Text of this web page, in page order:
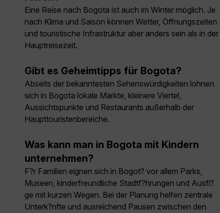
Eine Reise nach Bogota ist auch im Winter möglich. Je
nach Klima und Saison können Wetter, Öffnungszeiten
und touristische Infrastruktur aber anders sein als in der
Hauptreisezeit.
Gibt es Geheimtipps für Bogota?
Abseits der bekanntesten Sehenswürdigkeiten lohnen
sich in Bogota lokale Märkte, kleinere Viertel,
Aussichtspunkte und Restaurants außerhalb der
Haupttouristenbereiche.
Was kann man in Bogota mit Kindern
unternehmen?
F?r Familien eignen sich in Bogot? vor allem Parks,
Museen, kinderfreundliche Stadtf?hrungen und Ausfl?
ge mit kurzen Wegen. Bei der Planung helfen zentrale
Unterk?nfte und ausreichend Pausen zwischen den